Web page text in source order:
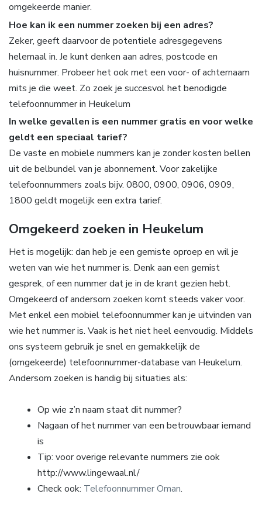
omgekeerde manier.
Hoe kan ik een nummer zoeken bij een adres?
Zeker, geeft daarvoor de potentiele adresgegevens
helemaal in. Je kunt denken aan adres, postcode en
huisnummer. Probeer het ook met een voor- of achternaam
mits je die weet. Zo zoek je succesvol het benodigde
telefoonnummer in Heukelum
In welke gevallen is een nummer gratis en voor welke
geldt een speciaal tarief?
De vaste en mobiele nummers kan je zonder kosten bellen
uit de belbundel van je abonnement. Voor zakelijke
telefoonnummers zoals bijv. 0800, 0900, 0906, 0909,
1800 geldt mogelijk een extra tarief.
Omgekeerd zoeken in Heukelum
Het is mogelijk: dan heb je een gemiste oproep en wil je
weten van wie het nummer is. Denk aan een gemist
gesprek, of een nummer dat je in de krant gezien hebt.
Omgekeerd of andersom zoeken komt steeds vaker voor.
Met enkel een mobiel telefoonnummer kan je uitvinden van
wie het nummer is. Vaak is het niet heel eenvoudig. Middels
ons systeem gebruik je snel en gemakkelijk de
(omgekeerde) telefoonnummer-database van Heukelum.
Andersom zoeken is handig bij situaties als:
Op wie z’n naam staat dit nummer?
Nagaan of het nummer van een betrouwbaar iemand
is
Tip: voor overige relevante nummers zie ook
http://www.lingewaal.nl/
Check ook: Telefoonnummer Oman.